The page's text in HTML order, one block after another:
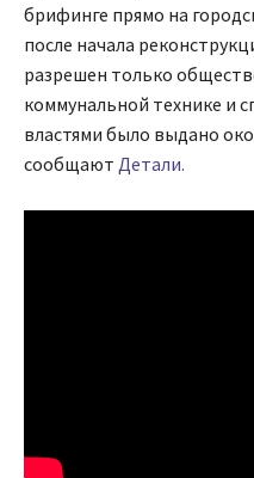
брифинге прямо на
после начала
разрешен только
коммунальной технике и
властями было выдано
сообщают Детали.